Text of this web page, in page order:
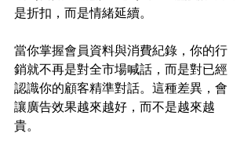
是折扣，而是情緒延續。
當你掌握會員資料與消費紀錄，你的行
銷就不再是對全市場喊話，而是對已經
認識你的顧客精準對話。這種差異，會
讓廣告效果越來越好，而不是越來越
貴。